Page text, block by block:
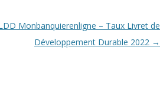
Monbanquierenligne – Taux Livret de
Développement Durable 2022 →